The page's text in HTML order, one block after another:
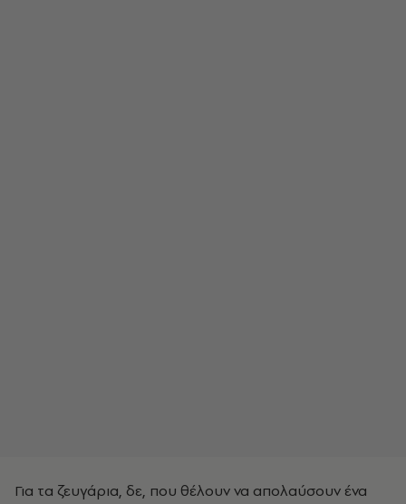
Για τα ζευγάρια, δε, που θέλουν να απολαύσουν ένα